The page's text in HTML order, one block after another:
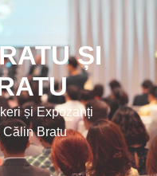
ȘI
și Expozanți
Călin Bratu